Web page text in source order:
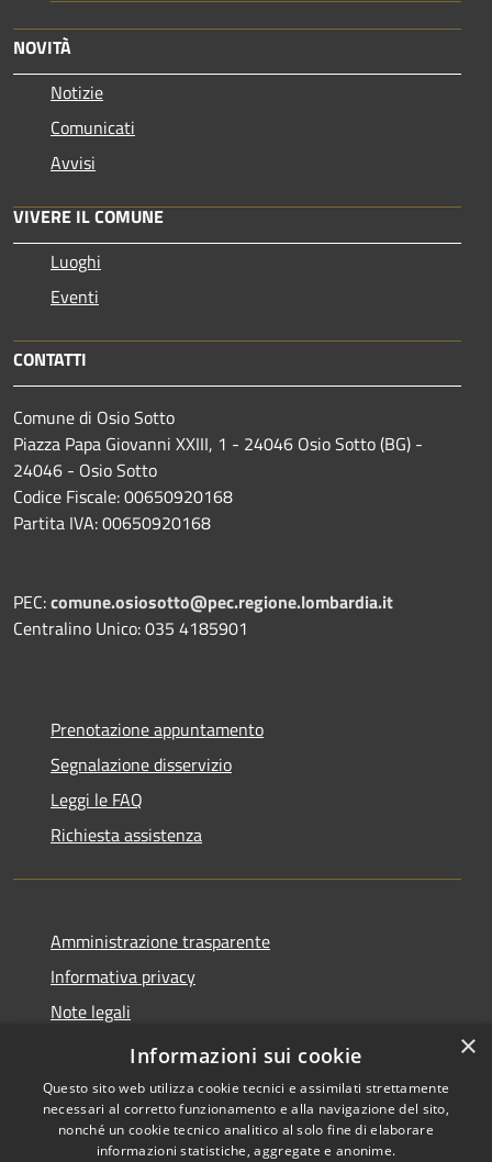
NOVITÀ
Notizie
Comunicati
Avvisi
VIVERE IL COMUNE
Luoghi
Eventi
CONTATTI
Comune di Osio Sotto
Piazza Papa Giovanni XXIII, 1 - 24046 Osio Sotto (BG) -
24046 - Osio Sotto
Codice Fiscale: 00650920168
Partita IVA: 00650920168
PEC:comune.osiosotto@pec.regione.lombardia.it
Centralino Unico: 035 4185901
Prenotazione appuntamento
Segnalazione disservizio
Leggi le FAQ
Richiesta assistenza
Amministrazione trasparente
Informativa privacy
Note legali
Dichiarazione di accessibilità 2025
Copyright © 2026 • Comune di
×
Informazioni sui cookie
Questo sito web utilizza cookie tecnici e assimilati strettamente
necessari al corretto funzionamento e alla navigazione del sito,
nonché un cookie tecnico analitico al solo fine di elaborare
informazioni statistiche, aggregate e anonime.